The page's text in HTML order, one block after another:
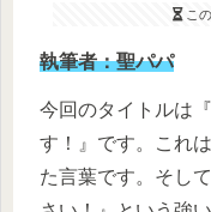
こ
執筆者：聖パパ
今回のタイトルは
す！』です。これ
た言葉です。そし